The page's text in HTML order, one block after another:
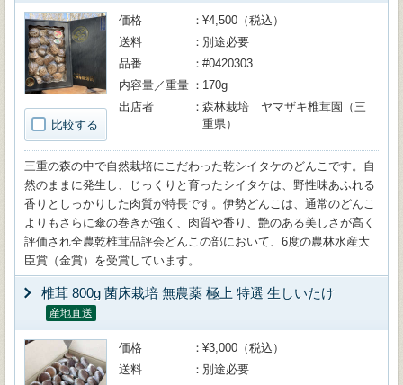
比較する
価格
¥4,500（税込）
送料
別途必要
品番
#0420303
内容量／重量
170g
出店者
森林栽培 ヤマザキ椎茸園（三
重県）
三重の森の中で自然栽培にこだわった乾シイタケのどんこです。自
然のままに発生し、じっくりと育ったシイタケは、野性味あふれる
香りとしっかりした肉質が特長です。伊勢どんこは、通常のどんこ
よりもさらに傘の巻きが強く、肉質や香り、艶のある美しさが高く
評価され全農乾椎茸品評会どんこの部において、6度の農林水産大
臣賞（金賞）を受賞しています。
椎茸 800g 菌床栽培 無農薬 極上 特選 生しいたけ
産地直送
価格
¥3,000（税込）
送料
別途必要